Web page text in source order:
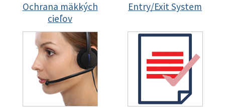
Ochrana mäkkých
cieľov
Entry/Exit System